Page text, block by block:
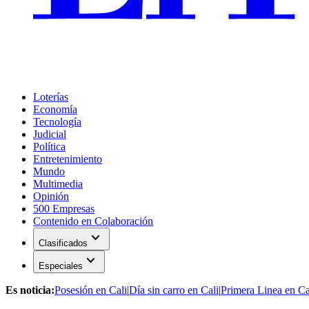
Loterías
Economía
Tecnología
Judicial
Política
Entretenimiento
Mundo
Multimedia
Opinión
500 Empresas
Contenido en Colaboración
Clasificados expand_more
Especiales expand_more
Es noticia:Posesión en Cali|Día sin carro en Cali|Primera Linea en